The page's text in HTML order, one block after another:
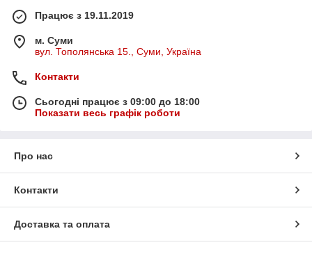
Працює з 19.11.2019
м. Суми
вул. Тополянська 15., Суми, Україна
Контакти
Сьогодні працює з 09:00 до 18:00
Показати весь графік роботи
Про нас
Контакти
Доставка та оплата